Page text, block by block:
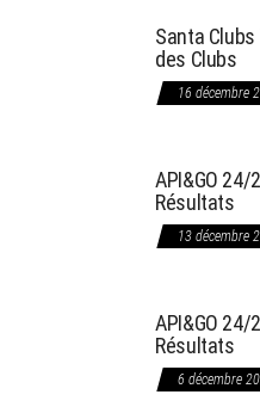
Santa
des Clubs
16 décembre
API&GO
Résultats
13 décembre
API&GO
Résultats
6 décembre